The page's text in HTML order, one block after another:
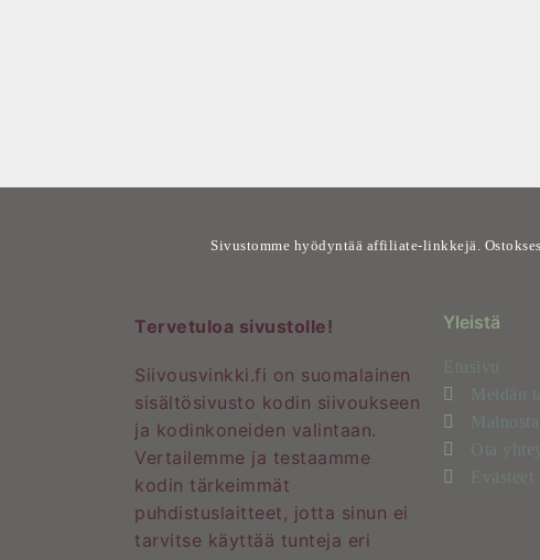
Sivustomme hyödyntää affiliate-linkkejä.
Tervetuloa sivustolle!
Siivousvinkki.fi on suomalainen
sisältösivusto kodin siivoukseen
ja kodinkoneiden valintaan.
Vertailemme ja testaamme
kodin tärkeimmät
puhdistuslaitteet, jotta sinun ei
tarvitse käyttää tunteja eri
Yleistä
Ota